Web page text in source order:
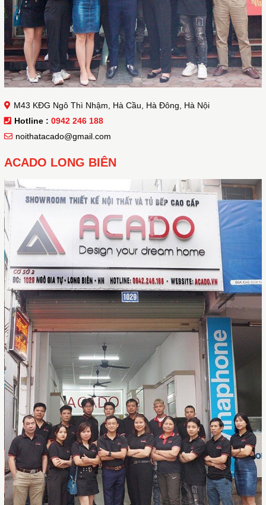
M43 KĐG Ngô Thì Nhậm, Hà Cầu, Hà Đông, Hà Nội
Hotline : 0942 246 188
noithatacado@gmail.com
ACADO LONG BIÊN